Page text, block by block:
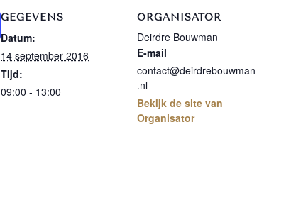
GEGEVENS
Datum:
14 september 2016
Tijd:
09:00 - 13:00
ORGANISATOR
Deirdre Bouwman
E-mail
contact@deirdrebouwman
.nl
Bekijk de site van
Organisator